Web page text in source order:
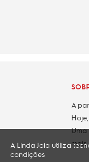
A
Uma
mais
A Linda Joia utiliza
condições